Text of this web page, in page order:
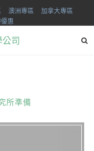
澳洲專區
加拿大專區
惠
司
所準備